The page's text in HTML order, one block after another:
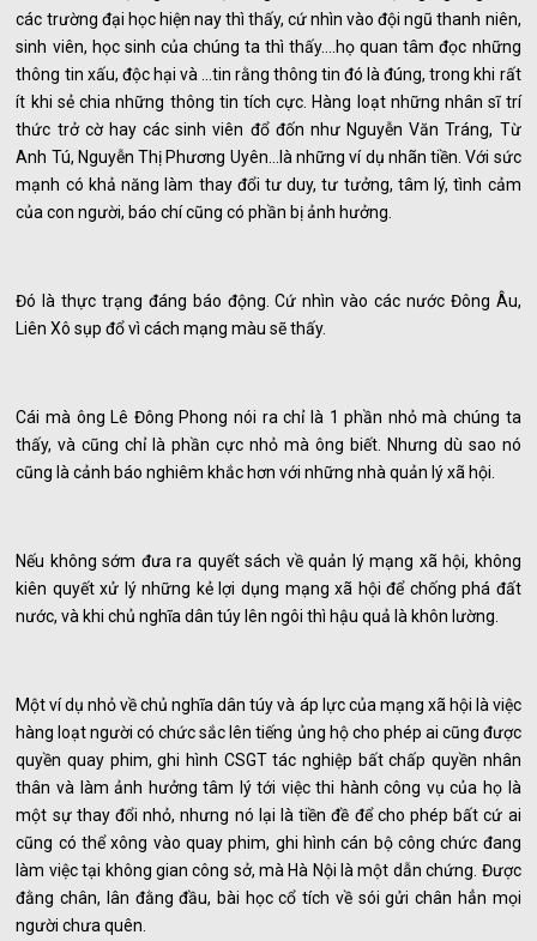
các trường đại học hiện nay thì thấy, cứ nhìn vào đội ngũ thanh niên,
sinh viên, học sinh của chúng ta thì thấy....họ quan tâm đọc những
thông tin xấu, độc hại và ...tin rằng thông tin đó là đúng, trong khi rất
ít khi sẻ chia những thông tin tích cực. Hàng loạt những nhân sĩ trí
thức trở cờ hay các sinh viên đổ đốn như Nguyễn Văn Tráng, Từ
Anh Tú, Nguyễn Thị Phương Uyên...là những ví dụ nhãn tiền. Với sức
mạnh có khả năng làm thay đổi tư duy, tư tưởng, tâm lý, tình cảm
của con người, báo chí cũng có phần bị ảnh hưởng.
Đó là thực trạng đáng báo động. Cứ nhìn vào các nước Đông Âu,
Liên Xô sụp đổ vì cách mạng màu sẽ thấy.
Cái mà ông Lê Đông Phong nói ra chỉ là 1 phần nhỏ mà chúng ta
thấy, và cũng chỉ là phần cực nhỏ mà ông biết. Nhưng dù sao nó
cũng là cảnh báo nghiêm khắc hơn với những nhà quản lý xã hội.
Nếu không sớm đưa ra quyết sách về quản lý mạng xã hội, không
kiên quyết xử lý những kẻ lợi dụng mạng xã hội để chống phá đất
nước, và khi chủ nghĩa dân túy lên ngôi thì hậu quả là khôn lường.
Một ví dụ nhỏ về chủ nghĩa dân túy và áp lực của mạng xã hội là việc
hàng loạt người có chức sắc lên tiếng ủng hộ cho phép ai cũng được
quyền quay phim, ghi hình CSGT tác nghiệp bất chấp quyền nhân
thân và làm ảnh hưởng tâm lý tới việc thi hành công vụ của họ là
một sự thay đổi nhỏ, nhưng nó lại là tiền đề để cho phép bất cứ ai
cũng có thể xông vào quay phim, ghi hình cán bộ công chức đang
làm việc tại không gian công sở, mà Hà Nội là một dẫn chứng. Được
đằng chân, lân đằng đầu, bài học cổ tích về sói gửi chân hẳn mọi
người chưa quên.